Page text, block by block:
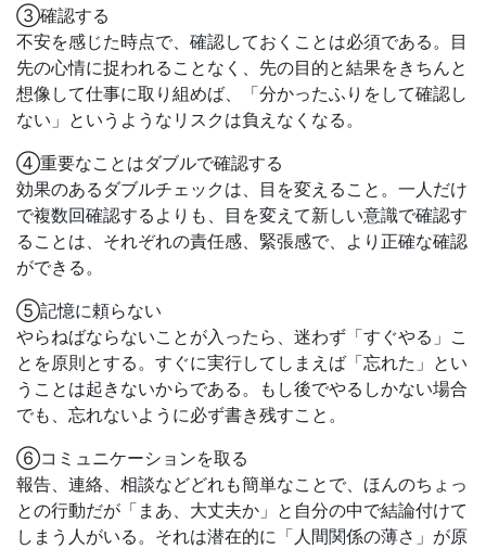
③確認する
不安を感じた時点で、確認しておくことは必須である。目
先の心情に捉われることなく、先の目的と結果をきちんと
想像して仕事に取り組めば、「分かったふりをして確認し
ない」というようなリスクは負えなくなる。
④重要なことはダブルで確認する
効果のあるダブルチェックは、目を変えること。一人だけ
で複数回確認するよりも、目を変えて新しい意識で確認す
ることは、それぞれの責任感、緊張感で、より正確な確認
ができる。
⑤記憶に頼らない
やらねばならないことが入ったら、迷わず「すぐやる」こ
とを原則とする。すぐに実行してしまえば「忘れた」とい
うことは起きないからである。もし後でやるしかない場合
でも、忘れないように必ず書き残すこと。
⑥コミュニケーションを取る
報告、連絡、相談などどれも簡単なことで、ほんのちょっ
との行動だが「まあ、大丈夫か」と自分の中で結論付けて
しまう人がいる。それは潜在的に「人間関係の薄さ」が原